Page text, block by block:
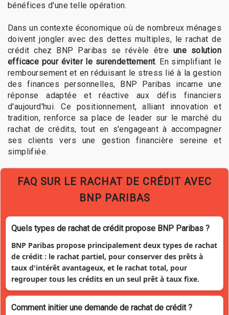
bénéfices d'une telle opération.
Dans un contexte économique où de nombreux ménages
doivent jongler avec des dettes multiples, le rachat de
crédit chez BNP Paribas se révèle être une solution
efficace pour éviter le surendettement. En simplifiant le
remboursement et en réduisant le stress lié à la gestion
des finances personnelles, BNP Paribas incarne une
réponse adaptée et réactive aux défis financiers
d'aujourd'hui. Ce positionnement, alliant innovation et
tradition, renforce sa place de leader sur le marché du
rachat de crédits, tout en s'engageant à accompagner
ses clients vers une gestion financière sereine et
simplifiée.
FAQ SUR LE RACHAT DE CRÉDIT AVEC
BNP PARIBAS
Quels types de rachat de crédit propose BNP Paribas ?
BNP Paribas propose principalement deux types de rachat
de crédit : le rachat partiel, pour conserver des prêts à
taux d'intérêt avantageux, et le rachat total, pour
regrouper tous les crédits en un seul prêt à taux fixe.
Comment initier une demande de rachat de crédit ?